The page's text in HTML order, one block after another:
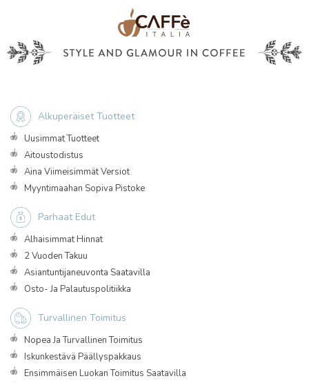
Alkuperäiset Tuotteet
Uusimmat Tuotteet
Aitoustodistus
Aina Viimeisimmät Versiot
Myyntimaahan Sopiva Pistoke
Parhaat Edut
Alhaisimmat Hinnat
2 Vuoden Takuu
Asiantuntijaneuvonta Saatavilla
Osto- Ja Palautuspolitiikka
Turvallinen Toimitus
Nopea Ja Turvallinen Toimitus
Iskunkestävä Päällyspakkaus
Ensimmäisen Luokan Toimitus Saatavilla